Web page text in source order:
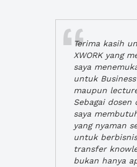
Terima kasih
XWORK yang
saya
untuk
maupun
Sebagai dosen
saya
yang nyaman
untuk
transfer
bukan hanya